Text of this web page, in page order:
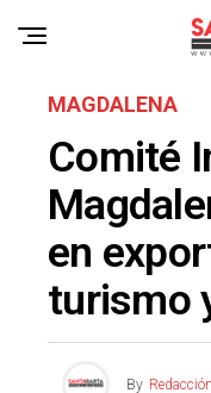
MAGDALENA
Comité
en
turismo
By